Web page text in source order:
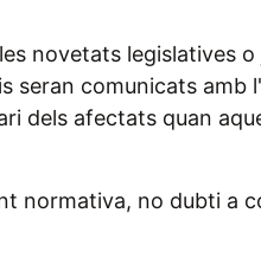
novetats legislatives o
seran comunicats amb
dels afectats quan
normativa, no dubti a